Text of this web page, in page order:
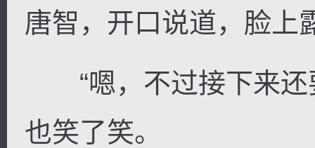
唐智，开口说道，脸上
“嗯，不过接下来还
也笑了笑。